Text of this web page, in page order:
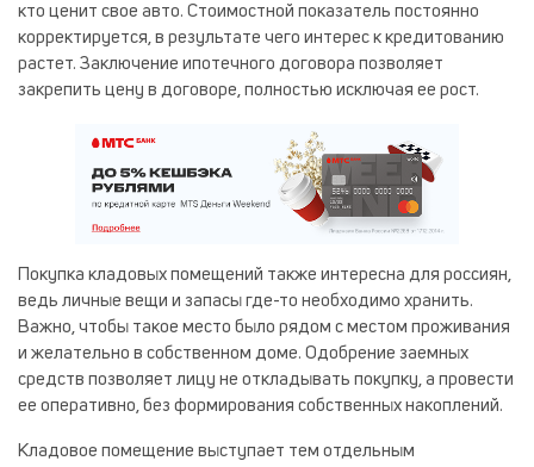
кто ценит свое авто. Стоимостной показатель постоянно
корректируется, в результате чего интерес к кредитованию
растет. Заключение ипотечного договора позволяет
закрепить цену в договоре, полностью исключая ее рост.
Покупка кладовых помещений также интересна для россиян,
ведь личные вещи и запасы где-то необходимо хранить.
Важно, чтобы такое место было рядом с местом проживания
и желательно в собственном доме. Одобрение заемных
средств позволяет лицу не откладывать покупку, а провести
ее оперативно, без формирования собственных накоплений.
Кладовое помещение выступает тем отдельным